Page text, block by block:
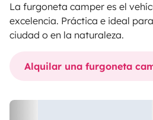
La furgoneta camper es el
excelencia. Práctica e ideal
ciudad o en la naturaleza.
Alquilar una furgoneta